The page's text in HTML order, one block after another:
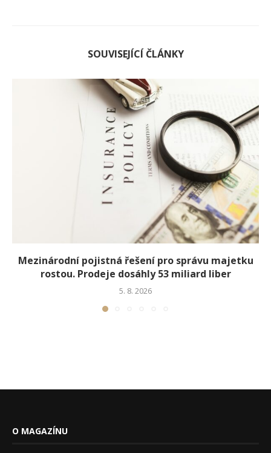
SOUVISEJÍCÍ ČLÁNKY
Mezinárodní pojistná řešení pro správu majetku
rostou. Prodeje dosáhly 53 miliard liber
5. 8. 2026
O MAGAZÍNU